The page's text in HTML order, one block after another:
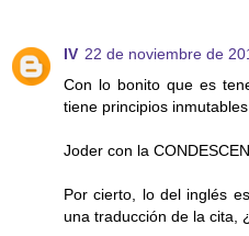
IV 22 de noviembre de
Con lo bonito que es
tiene principios
Joder con la
Por cierto, lo del inglés
una traducción de la cita,